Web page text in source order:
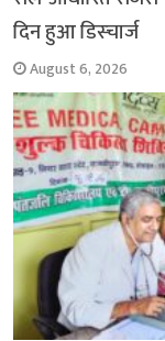
दिन हुआ डिस्चार्ज
August 6, 2026